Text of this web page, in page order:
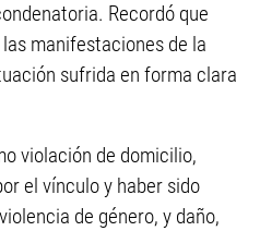
Recordó que
manifestaciones de la
sufrida en forma clara
violación de domicilio,
el vínculo y haber sido
de género, y daño,